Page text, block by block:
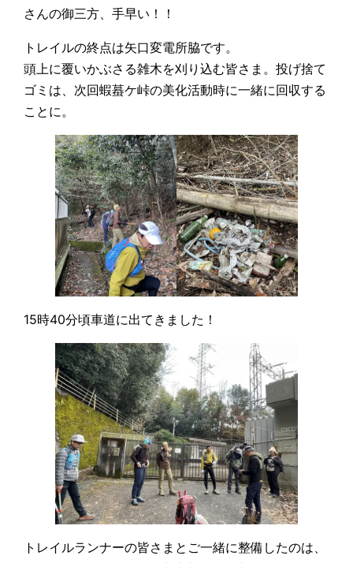
さんの御三方、手早い！！
トレイルの終点は矢口変電所脇です。
頭上に覆いかぶさる雑木を刈り込む皆さま。投げ捨て
ゴミは、次回蝦蟇ケ峠の美化活動時に一緒に回収する
ことに。
15時40分頃車道に出てきました！
トレイルランナーの皆さまとご一緒に整備したのは、